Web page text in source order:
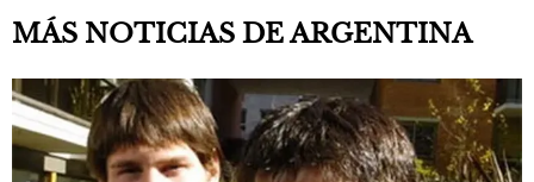
MÁS NOTICIAS DE ARGENTINA